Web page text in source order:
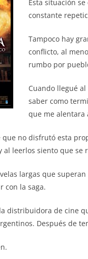
Esta situación
constante
Tampoco hay
conflicto, al
rumbo por
Cuando llegué
saber como
que me alentara
no disfrutó esta
al leerlos siento que
largas que
con la saga.
distribuidora de cine
Después de